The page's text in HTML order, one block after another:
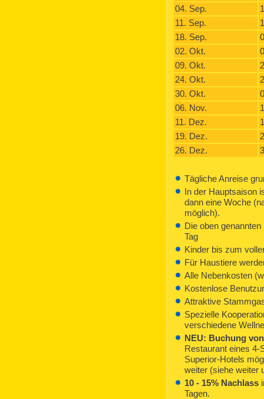
04. Sep.
11. Sep.
18. Sep.
02. Okt.
09. Okt.
24. Okt.
30. Okt.
06. Nov.
11. Dez.
19. Dez.
26. Dez.
Tägliche Anreise
In der Hauptsaison
dann eine Woche
möglich).
Die oben
Tag
Kinder bis zum
Für Haustiere
Alle Nebenkosten
Kostenlose
Attraktive
Spezielle
verschiedene
NEU: Buchung
Restaurant eines 4-
Superior-Hotels
weiter (siehe weiter
10 - 15% Nachlass
Tagen.